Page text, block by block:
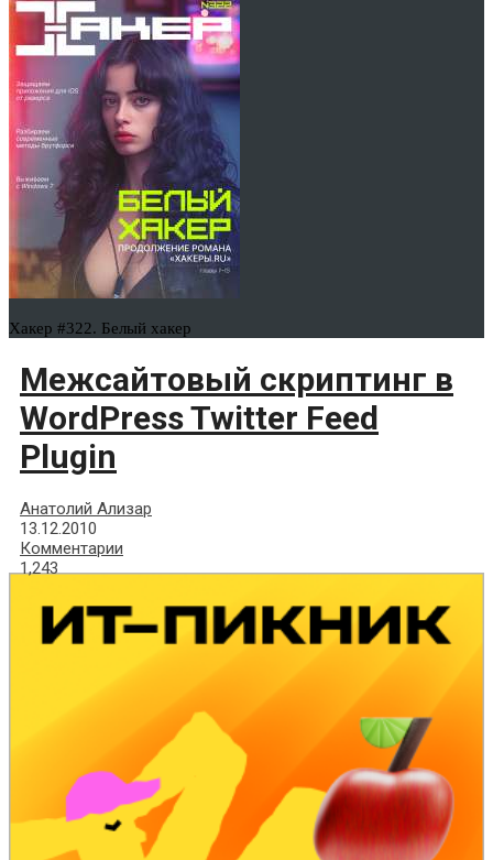
Хакер #322. Белый хакер
Межсайтовый скриптинг в
WordPress Twitter Feed
Plugin
Анатолий Ализар
13.12.2010
Комментарии
1,243